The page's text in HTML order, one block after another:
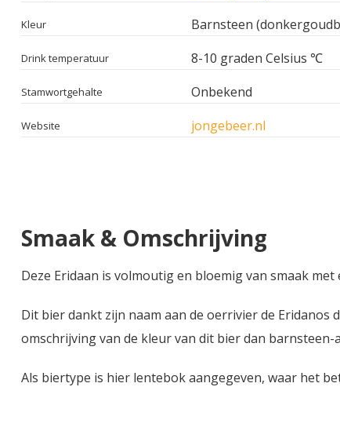
Kleur Barnsteen
Drink temperatuur 8-10 graden Celsius ℃
Stamwortgehalte Onbekend
Website jongebeer.nl
Smaak & Omschrijving
Deze Eridaan is volmoutig en bloemig van smaak
Dit bier dankt zijn naam aan de oerrivier de
omschrijving van de kleur van dit bier dan barnsteen-
Als biertype is hier lentebok aangegeven, waar het